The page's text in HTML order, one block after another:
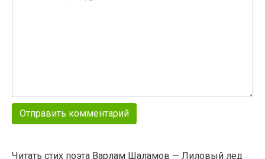
Читать стих поэта Варлам Шаламов — Лиловый лед